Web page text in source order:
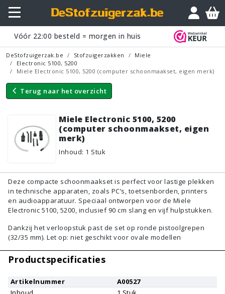
Vóór 22:00 besteld = morgen in huis
DeStofzuigerzak.be Stofzuigerzakken
Miele
Electronic 5100, 5200
Miele Electronic 5100, 5200 (computer schoonmaakset, eigen merk)
Terug naar het overzicht
Miele Electronic 5100, 5200
(computer schoonmaakset, eigen
merk)
Inhoud: 1 Stuk
Vraagje?
Deze compacte schoonmaakset is perfect voor lastige plekken
in technische apparaten, zoals PC’s, toetsenborden, printers
en audioapparatuur. Speciaal ontworpen voor de Miele
Electronic 5100, 5200, inclusief 90 cm slang en vijf hulpstukken.
Dankzij het verloopstuk past de set op ronde pistoolgrepen
(32/35 mm). Let op: niet geschikt voor ovale modellen
Productspecificaties
Artikelnummer
A00527